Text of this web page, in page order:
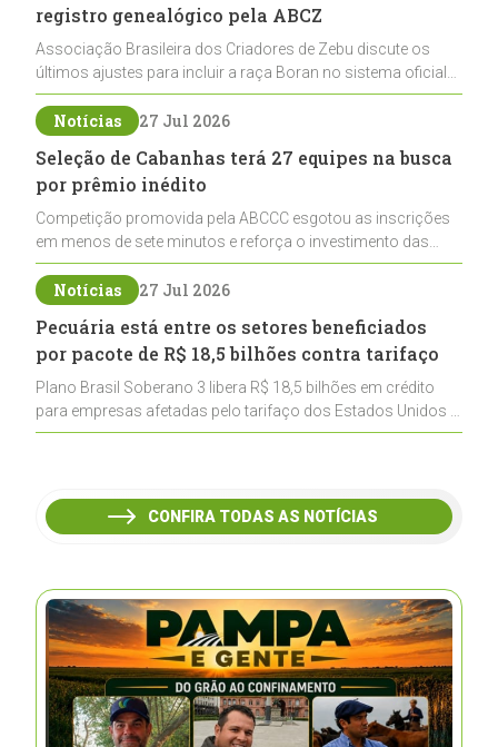
registro genealógico pela ABCZ
Associação Brasileira dos Criadores de Zebu discute os
últimos ajustes para incluir a raça Boran no sistema oficial
de registros, abrindo caminho para sua expansão na
pecuária nacional
Notícias 27 Jul 2026
Seleção de Cabanhas terá 27 equipes na busca
por prêmio inédito
Competição promovida pela ABCCC esgotou as inscrições
em menos de sete minutos e reforça o investimento das
cabanhas na seleção genética de Cavalos Crioulos voltados
ao laço
Notícias 27 Jul 2026
Pecuária está entre os setores beneficiados
por pacote de R$ 18,5 bilhões contra tarifaço
Plano Brasil Soberano 3 libera R$ 18,5 bilhões em crédito
para empresas afetadas pelo tarifaço dos Estados Unidos e
inclui a pecuária entre os setores estratégicos
CONFIRA TODAS AS NOTÍCIAS